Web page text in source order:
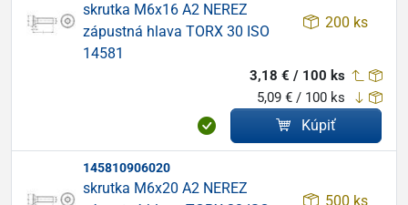
skrutka M6x16 A2 NEREZ
zápustná hlava TORX 30 ISO
14581
200 ks
3,18 € / 100 ks
5,09 € / 100 ks
Kúpiť
145810906020
skrutka M6x20 A2 NEREZ
500 ks